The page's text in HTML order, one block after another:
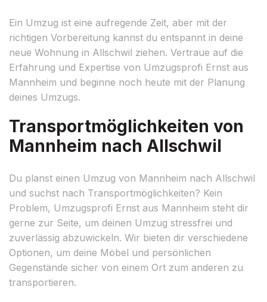
Ein Umzug ist eine aufregende Zeit, aber mit der
richtigen Vorbereitung kannst du entspannt in deine
neue Wohnung in Allschwil ziehen. Vertraue auf die
Erfahrung und Expertise von Umzugsprofi Ernst aus
Mannheim und beginne noch heute mit der Planung
deines Umzugs.
Transportmöglichkeiten von
Mannheim nach Allschwil
Du planst einen Umzug von Mannheim nach Allschwil
und suchst nach Transportmöglichkeiten? Kein
Problem, Umzugsprofi Ernst aus Mannheim steht dir
gerne zur Seite, um deinen Umzug stressfrei und
zuverlässig abzuwickeln. Wir bieten dir verschiedene
Optionen, um deine Möbel und persönlichen
Gegenstände sicher von einem Ort zum anderen zu
transportieren.